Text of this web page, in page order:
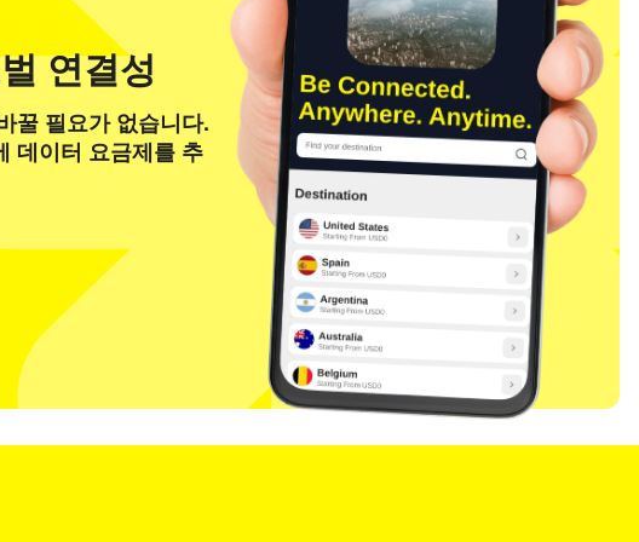
연결성
꿀 필요가 없습니다.
데이터 요금제를 추